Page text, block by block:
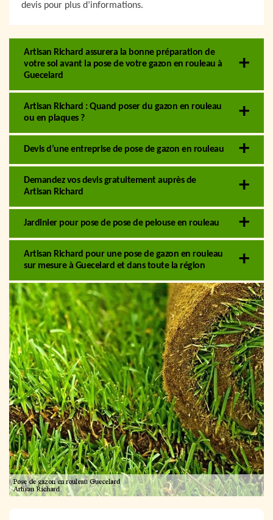
devis pour plus d’informations.
Artisan Richard assurera la bonne préparation de
votre sol avant la pose de votre gazon en rouleau à
Guecelard
Artisan Richard : Quand poser du gazon en rouleau
ou en plaques ?
Devis d’une entreprise de pose de gazon en rouleau
Demandez vos devis gratuitement auprès de
Artisan Richard
Jardinier pour pose de pose de pelouse en rouleau
Artisan Richard pour une pose de gazon en rouleau
sur mesure à Guecelard et dans toute la région